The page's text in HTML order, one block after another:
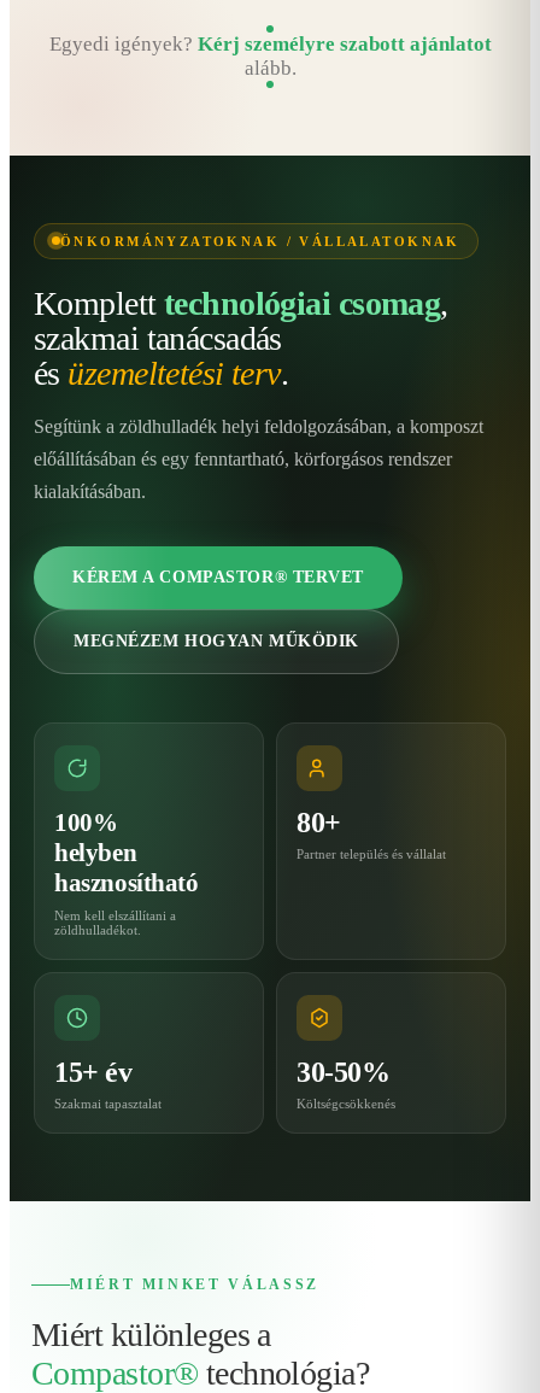
Egyedi igények? Kérj személyre szabott ajánlatot
alább.
ÖNKORMÁNYZATOKNAK / VÁLLALATOKNAK
Kompletttechnológiai csomag,
szakmai tanácsadás
és üzemeltetési terv.
Segítünk a zöldhulladék helyi feldolgozásában, a komposzt
előállításában és egy fenntartható, körforgásos rendszer
kialakításában.
KÉREM A COMPASTOR® TERVET
MEGNÉZEM HOGYAN MŰKÖDIK
100%
helyben
hasznosítható
Nem kell elszállítani a
zöldhulladékot.
80+
Partner település és vállalat
15+ év
Szakmai tapasztalat
30-50%
Költségcsökkenés
MIÉRT MINKET VÁLASSZ
Miért különleges a
Compastor® technológia?